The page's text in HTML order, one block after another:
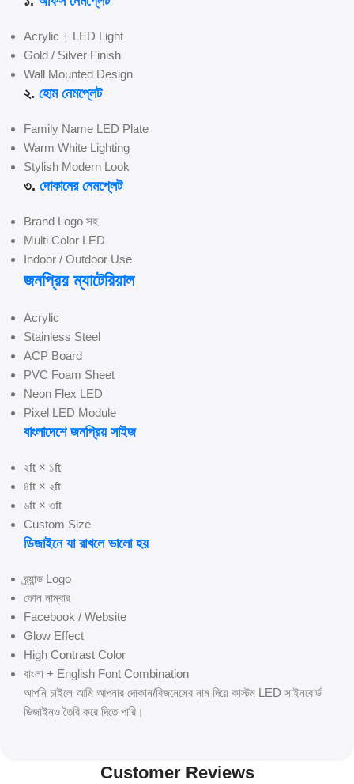
Acrylic + LED Light
Gold / Silver Finish
Wall Mounted Design
২. হোম নেমপ্লেট
Family Name LED Plate
Warm White Lighting
Stylish Modern Look
৩. দোকানের নেমপ্লেট
Brand Logo সহ
Multi Color LED
Indoor / Outdoor Use
জনপ্রিয় ম্যাটেরিয়াল
Acrylic
Stainless Steel
ACP Board
PVC Foam Sheet
Neon Flex LED
Pixel LED Module
বাংলাদেশে জনপ্রিয় সাইজ
২ft × ১ft
৪ft × ২ft
৬ft × ৩ft
Custom Size
ডিজাইনে যা রাখলে ভালো হয়
ব্র্যান্ড Logo
ফোন নাম্বার
Facebook / Website
Glow Effect
High Contrast Color
বাংলা + English Font Combination
আপনি চাইলে আমি আপনার দোকান/বিজনেসের নাম দিয়ে কাস্টম LED সাইনবোর্ড
ডিজাইনও তৈরি করে দিতে পারি।
Customer Reviews